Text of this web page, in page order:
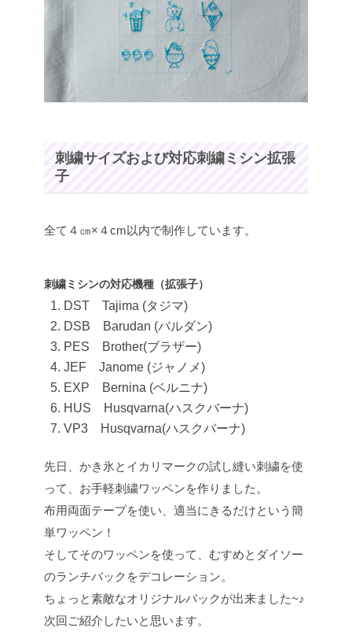
刺繍サイズおよび対応刺繍ミシン拡張
子
全て４㎝×４cm以内で制作しています。
刺繍ミシンの対応機種（拡張子）
DST Tajima (タジマ)
DSB Barudan (バルダン)
PES Brother(ブラザー)
JEF Janome (ジャノメ)
EXP Bernina (ベルニナ)
HUS Husqvarna(ハスクバーナ)
VP3 Husqvarna(ハスクバーナ)
先日、かき氷とイカリマークの試し縫い刺繍を使
って、お手軽刺繍ワッペンを作りました。
布用両面テープを使い、適当にきるだけという簡
単ワッペン！
そしてそのワッペンを使って、むすめとダイソー
のランチバックをデコレーション。
ちょっと素敵なオリジナルバックが出来ました~♪
次回ご紹介したいと思います。